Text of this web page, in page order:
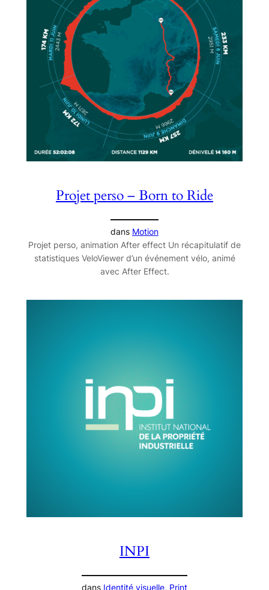
Projet perso – Born to Ride
dans Motion
Projet perso, animation After effect Un récapitulatif de
statistiques VeloViewer d’un événement vélo, animé
avec After Effect.
INPI
dans Identité visuelle, Print